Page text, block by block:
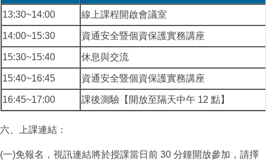
13:30~14:00 線上課程開啟會議室
14:00~15:30 資通安全暨個資保護實務講座
15:30~15:40 休息與交流
15:40~16:45 資通安全暨個資保護實務講座
16:45~17:00 課後測驗【開放至隔天中午 12 點】
六、上課連結：
(一)免報名，視訊連結將於授課當日前 30 分鐘開放參加，請擇